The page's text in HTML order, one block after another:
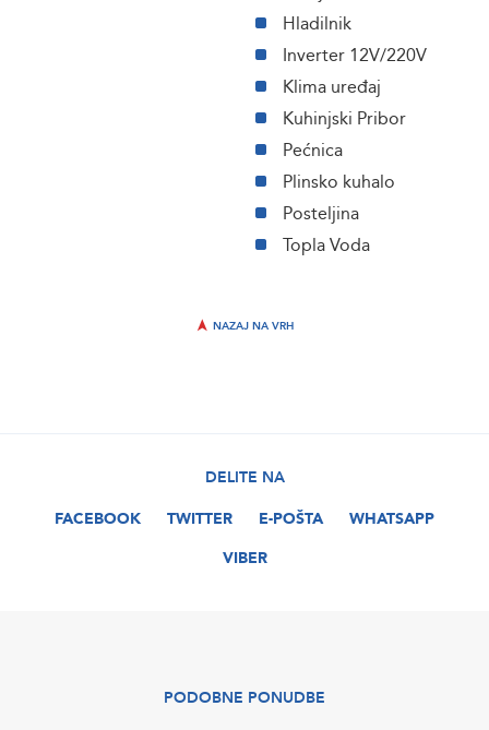
Hladilnik
Inverter 12V/220V
Klima uređaj
Kuhinjski Pribor
Pećnica
Plinsko kuhalo
Posteljina
Topla Voda
NAZAJ NA VRH
DELITE NA
FACEBOOK
TWITTER E-POŠTA
WHATSAPP
VIBER
PODOBNE PONUDBE